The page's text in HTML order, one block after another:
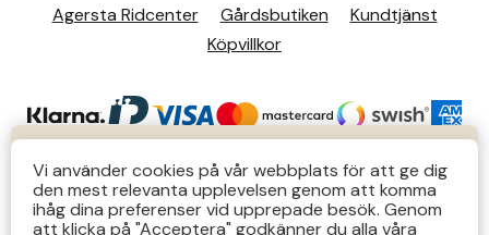
KUNDTJÄNST
Butiks- & telefontider Mån-Tors 12-14 Lör 12-14
Agersta Ridcenter Gårdsbutiken
Kundtjänst
Köpvillkor
Vi använder cookies på vår webbplats för att ge dig
den mest relevanta upplevelsen genom att komma
ihåg dina preferenser vid upprepade besök. Genom
att klicka på "Acceptera" godkänner du alla våra